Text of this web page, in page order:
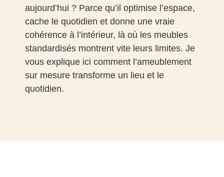
aujourd’hui ? Parce qu’il optimise l’espace,
cache le quotidien et donne une vraie
cohérence à l’intérieur, là où les meubles
standardisés montrent vite leurs limites. Je
vous explique ici comment l’ameublement
sur mesure transforme un lieu et le
quotidien.